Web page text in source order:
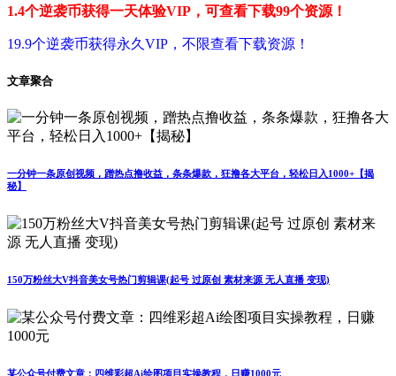
1.4个逆袭币获得一天体验VIP，可查看下载99个资源！
19.9个逆袭币获得永久VIP，不限查看下载资源！
文章聚合
一分钟一条原创视频，蹭热点撸收益，条条爆款，狂撸各大平台，轻松日入1000+【揭
秘】
150万粉丝大V抖音美女号热门剪辑课(起号 过原创 素材来源 无人直播 变现)
某公众号付费文章：四维彩超Ai绘图项目实操教程，日赚1000元